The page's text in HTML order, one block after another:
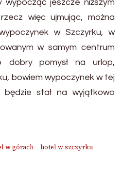
wypocząć jeszcze niższym
więc ujmując, można
w Szczyrku, w
w samym centrum
dobry pomysł na urlop,
bowiem wypoczynek w tej
będzie stał na wyjątkowo
w górach
hotel w szczyrku